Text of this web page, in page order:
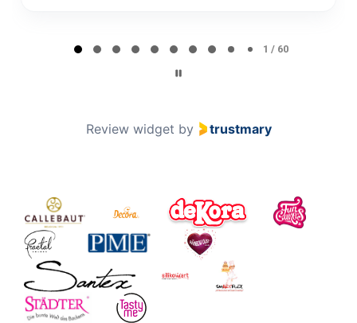
1 / 60
Review widget by trustmary